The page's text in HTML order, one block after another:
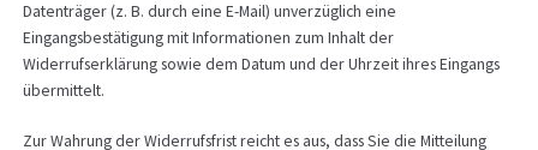
Datenträger (z. B. durch eine E-Mail) unverzüglich eine
Eingangsbestätigung mit Informationen zum Inhalt der
Widerrufserklärung sowie dem Datum und der Uhrzeit ihres Eingangs
übermittelt.
Zur Wahrung der Widerrufsfrist reicht es aus, dass Sie die Mitteilung